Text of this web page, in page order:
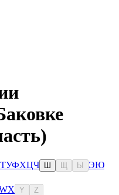
ТУФХЦЧ Ы ЭЮ
X Y Z